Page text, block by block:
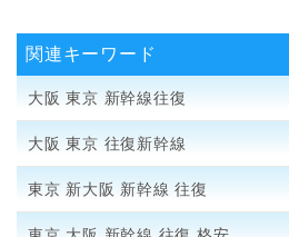
関連キーワード
大阪 東京 新幹線往復
大阪 東京 往復新幹線
東京 新大阪 新幹線 往復